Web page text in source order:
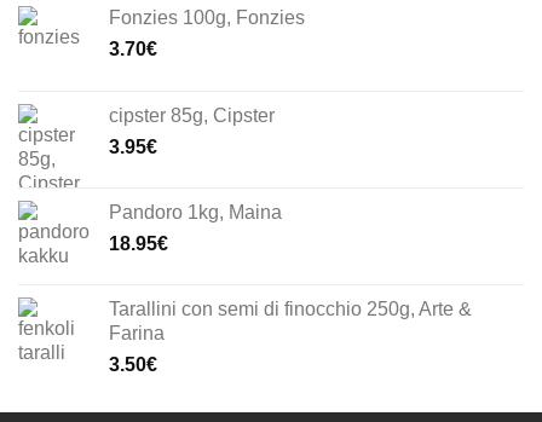
Fonzies 100g, Fonzies
3.70€
cipster 85g, Cipster
3.95€
Pandoro 1kg, Maina
18.95€
Tarallini con semi di finocchio 250g, Arte &
Farina
3.50€